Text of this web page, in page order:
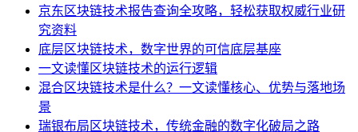
京东区块链技术报告查询全攻略，轻松获取权威行业研
究资料
底层区块链技术，数字世界的可信底层基座
一文读懂区块链技术的运行逻辑
混合区块链技术是什么？一文读懂核心、优势与落地场
景
瑞银布局区块链技术，传统金融的数字化破局之路